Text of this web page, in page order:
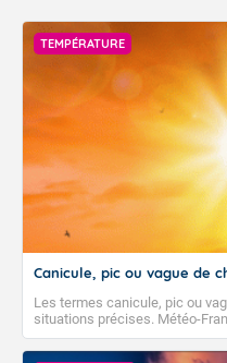
TEMPÉRATURE
Canicule, pic ou vague de
Les termes canicule, pic ou
situations précises. Météo-
climatologiques pour évaluer
peuvent avoir des impacts